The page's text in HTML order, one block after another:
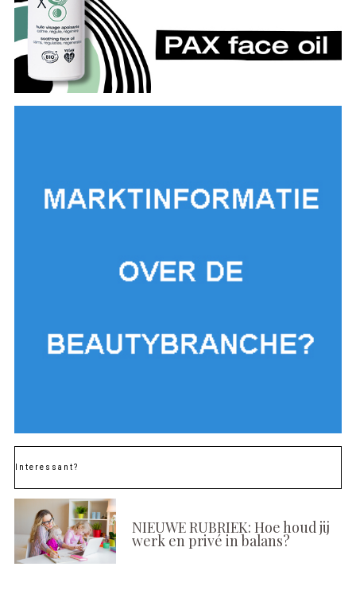
Interessant?
NIEUWE RUBRIEK: Hoe houd jij
werk en privé in balans?